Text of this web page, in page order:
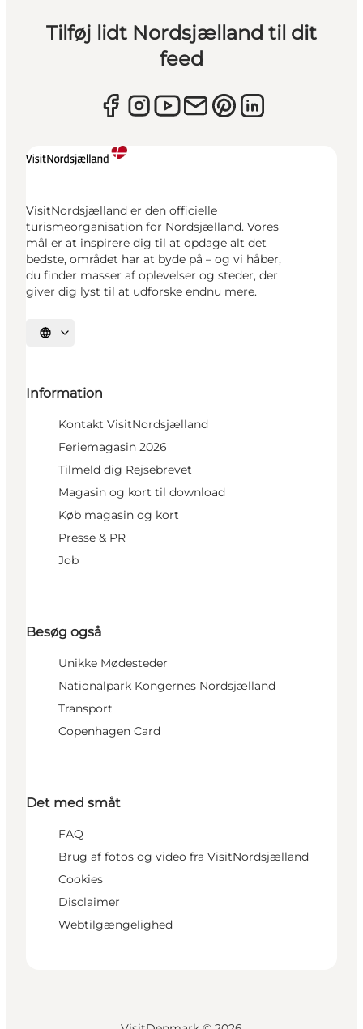
Tilføj lidt Nordsjælland til dit
feed
VisitNordsjælland er den officielle
turismeorganisation for Nordsjælland. Vores
mål er at inspirere dig til at opdage alt det
bedste, området har at byde på – og vi håber,
du finder masser af oplevelser og steder, der
giver dig lyst til at udforske endnu mere.
Vælg sprog
Information
Kontakt VisitNordsjælland
Feriemagasin 2026
Tilmeld dig Rejsebrevet
Magasin og kort til download
Køb magasin og kort
Presse & PR
Job
Besøg også
Unikke Mødesteder
Nationalpark Kongernes Nordsjælland
Transport
Copenhagen Card
Det med småt
FAQ
Brug af fotos og video fra VisitNordsjælland
Cookies
Disclaimer
Webtilgængelighed